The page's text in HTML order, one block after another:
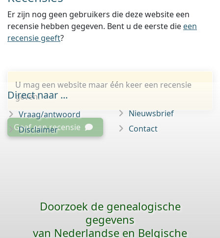
Er zijn nog geen gebruikers die deze website een
recensie hebben gegeven. Bent u de eerste die een
recensie geeft?
U mag een website maar één keer een recensie
geven.
Geef een recensie
Direct naar ...
Vraag/antwoord
Disclaimer
Nieuwsbrief
Contact
Doorzoek de genealogische
gegevens
van Nederlandse en Belgische